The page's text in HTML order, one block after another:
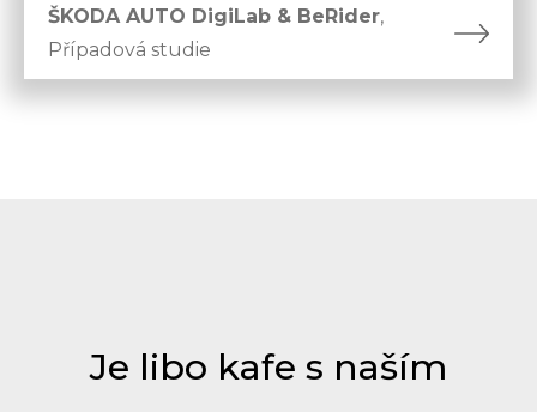
ŠKODA AUTO DigiLab & BeRider,
Případová studie
Je libo kafe s naším